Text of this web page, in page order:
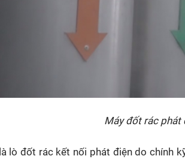
Máy đốt rác phát
lò đốt rác kết nối phát điện do chính